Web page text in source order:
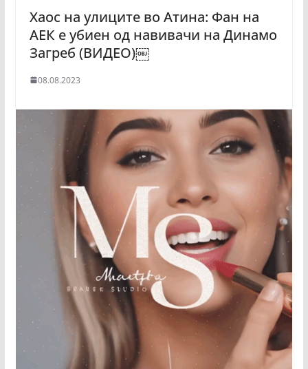
Хаос на улиците во Атина: Фан на
АЕК е убиен од навивачи на Динамо
Загреб (ВИДЕО)￼
08.08.2023